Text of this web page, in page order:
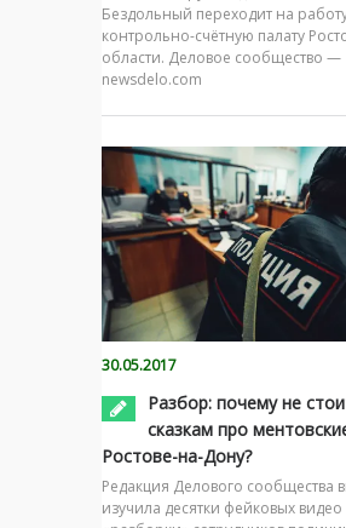
Бездольный переходит на
контрольно-счётную палату
области. Деловое сообщество —
newsdelo.com
30.05.2017
Разбор: почему не
сказкам про
Ростове-на-Дону?
Редакция Делового сообщества
изучила десятки фейковых